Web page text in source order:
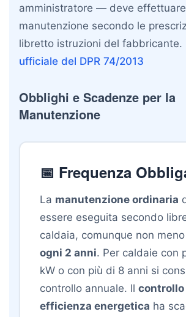
amministratore — deve
manutenzione secondo le
libretto istruzioni del fabbricante.
ufficiale del DPR 74/2013
Obblighi e Scadenze per la
Manutenzione
📅 Frequenza
La manutenzione ordinaria
essere eseguita secondo
caldaia, comunque non
ogni 2 anni. Per caldaie con
kW o con più di 8 anni si
controllo annuale. Il controllo
efficienza energetica ha